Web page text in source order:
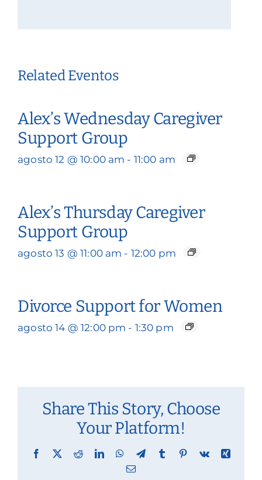
Related Eventos
Alex’s Wednesday Caregiver
Support Group
agosto 12 @ 10:00 am - 11:00 am
Alex’s Thursday Caregiver
Support Group
agosto 13 @ 11:00 am - 12:00 pm
Divorce Support for Women
agosto 14 @ 12:00 pm - 1:30 pm
Share This Story, Choose
Your Platform!
Facebook
X RedditLinkedInWhatsApp
TelegramTumblr Pinterest
Vk
Xing
Email